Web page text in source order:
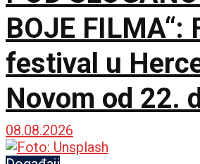
BOJE FILMA“:
festival u
Novom od 22.
avgusta
08.08.2026